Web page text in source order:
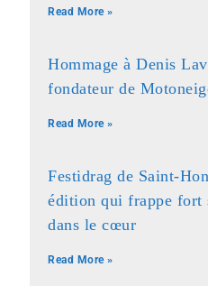
Read More »
Hommage à Denis
fondateur de
Read More »
Festidrag de Saint-
édition qui frappe fort
dans le cœur
Read More »